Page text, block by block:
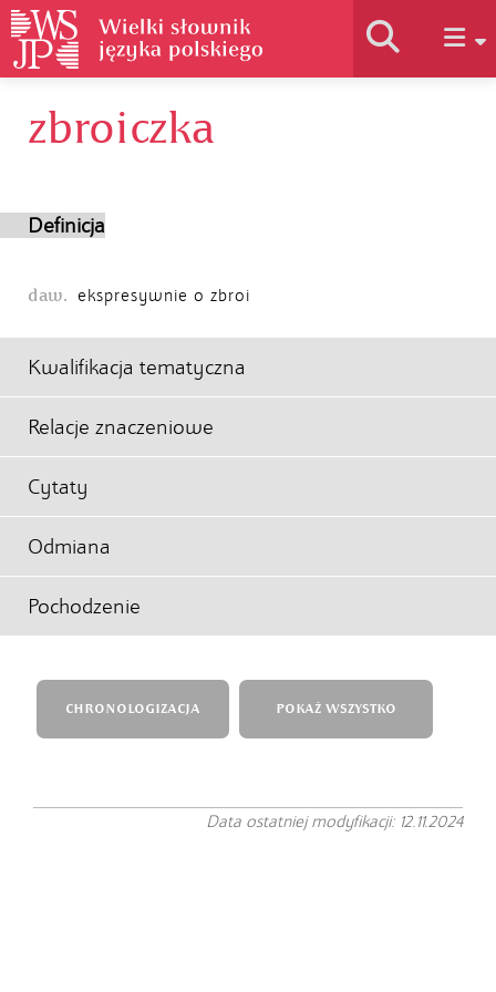
Historia słownika
zbroiczka
Definicja
daw. ekspresywnie o zbroi
Kwalifikacja tematyczna
Relacje znaczeniowe
Cytaty
Odmiana
Pochodzenie
CHRONOLOGIZACJA POKAŻ WSZYSTKO
Data ostatniej modyfikacji: 12.11.2024